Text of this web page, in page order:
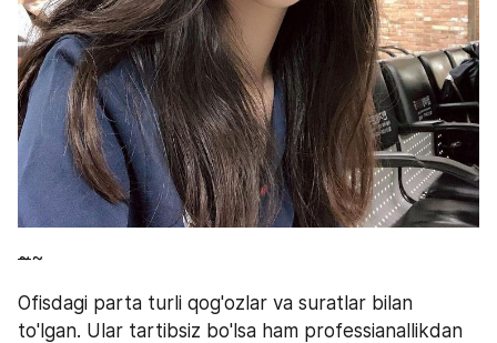
~~
Ofisdagi parta turli qog'ozlar va suratlar bilan
to'lgan. Ular tartibsiz bo'lsa ham professianallikdan